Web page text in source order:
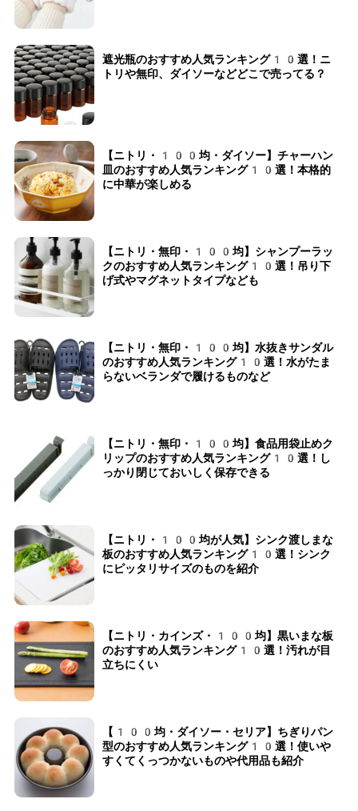
遮光瓶のおすすめ人気ランキング10選！ニ
トリや無印、ダイソーなどどこで売ってる？
【ニトリ・100均・ダイソー】チャーハン
皿のおすすめ人気ランキング10選！本格的
に中華が楽しめる
【ニトリ・無印・100均】シャンプーラッ
クのおすすめ人気ランキング10選！吊り下
げ式やマグネットタイプなども
【ニトリ・無印・100均】水抜きサンダル
のおすすめ人気ランキング10選！水がたま
らないベランダで履けるものなど
【ニトリ・無印・100均】食品用袋止めク
リップのおすすめ人気ランキング10選！し
っかり閉じておいしく保存できる
【ニトリ・100均が人気】シンク渡しまな
板のおすすめ人気ランキング10選！シンク
にピッタリサイズのものを紹介
【ニトリ・カインズ・100均】黒いまな板
のおすすめ人気ランキング10選！汚れが目
立ちにくい
【100均・ダイソー・セリア】ちぎりパン
型のおすすめ人気ランキング10選！使いや
すくてくっつかないものや代用品も紹介